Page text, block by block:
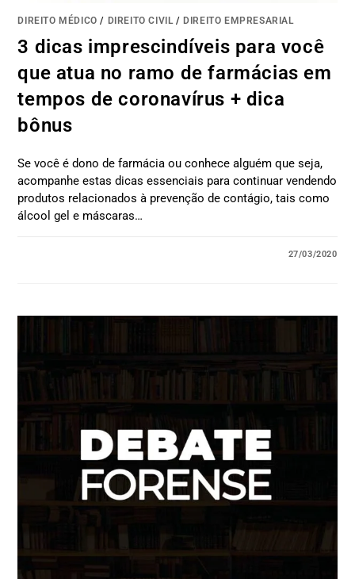
DIREITO MÉDICO / DIREITO CIVIL/ DIREITO EMPRESARIAL
3 dicas imprescindíveis para você
que atua no ramo de farmácias em
tempos de coronavírus + dica
bônus
Se você é dono de farmácia ou conhece alguém que seja,
acompanhe estas dicas essenciais para continuar vendendo
produtos relacionados à prevenção de contágio, tais como
álcool gel e máscaras…
27/03/2020